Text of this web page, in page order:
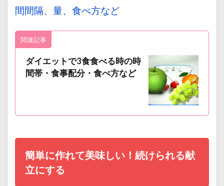
間間隔、量、食べ方など
関連記事
ダイエットで3食食べる時の時
間帯・食事配分・食べ方など
簡単に作れて美味しい！続けられる献
立にする